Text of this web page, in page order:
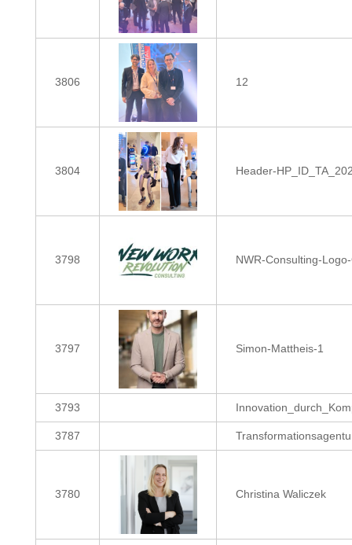
3806 12
3804 Header-
3798 NWR-Consulting-
3797 Simon-Mattheis-1
3793
3787
3780 Christina Waliczek